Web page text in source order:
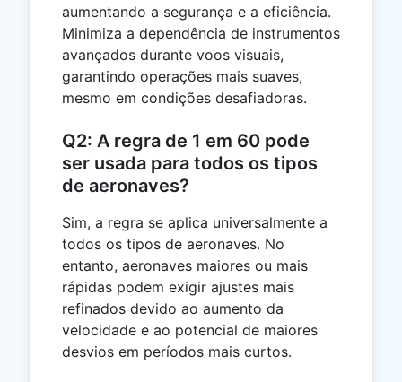
aumentando a segurança e a eficiência.
Minimiza a dependência de instrumentos
avançados durante voos visuais,
garantindo operações mais suaves,
mesmo em condições desafiadoras.
Q2: A regra de 1 em 60 pode
ser usada para todos os tipos
de aeronaves?
Sim, a regra se aplica universalmente a
todos os tipos de aeronaves. No
entanto, aeronaves maiores ou mais
rápidas podem exigir ajustes mais
refinados devido ao aumento da
velocidade e ao potencial de maiores
desvios em períodos mais curtos.